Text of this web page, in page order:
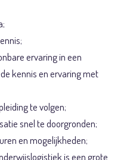
ervaring in een
kennis en ervaring met
te volgen;
snel te doorgronden;
en mogelijkheden;
is een grote